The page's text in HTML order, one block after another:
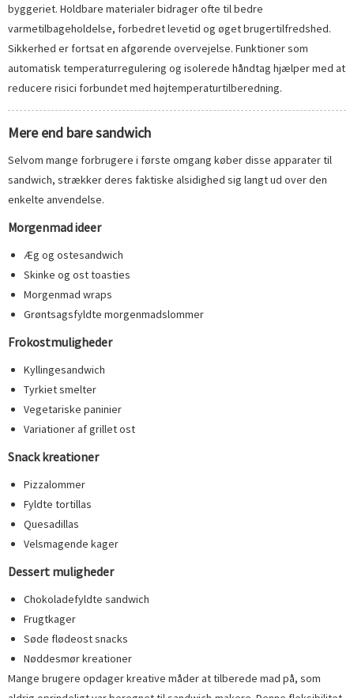
byggeriet. Holdbare materialer bidrager ofte til bedre
varmetilbageholdelse, forbedret levetid og øget brugertilfredshed.
Sikkerhed er fortsat en afgørende overvejelse. Funktioner som
automatisk temperaturregulering og isolerede håndtag hjælper med at
reducere risici forbundet med højtemperaturtilberedning.
Mere end bare sandwich
Selvom mange forbrugere i første omgang køber disse apparater til
sandwich, strækker deres faktiske alsidighed sig langt ud over den
enkelte anvendelse.
Morgenmad ideer
Æg og ostesandwich
Skinke og ost toasties
Morgenmad wraps
Grøntsagsfyldte morgenmadslommer
Frokostmuligheder
Kyllingesandwich
Tyrkiet smelter
Vegetariske paninier
Variationer af grillet ost
Snack kreationer
Pizzalommer
Fyldte tortillas
Quesadillas
Velsmagende kager
Dessert muligheder
Chokoladefyldte sandwich
Frugtkager
Søde flødeost snacks
Nøddesmør kreationer
Mange brugere opdager kreative måder at tilberede mad på, som